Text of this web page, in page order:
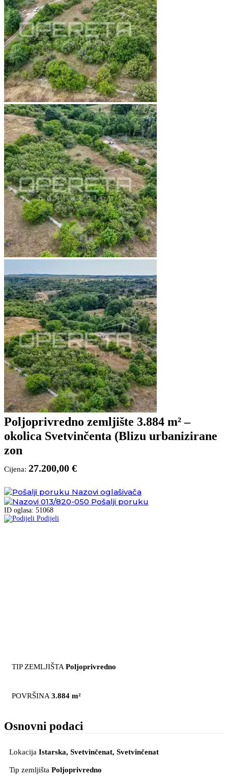
Poljoprivredno zemljište 3.884 m² –
okolica Svetvinčenta (Blizu urbanizirane
zon
Cijena: 27.200,00 €
Nazovi oglašivača
013/820-050 Pošalji poruku
ID oglasa: 51068
Podijeli
TIP ZEMLJIŠTA Poljoprivredno
POVRŠINA 3.884 m²
Osnovni podaci
Lokacija Istarska, Svetvinčenat, Svetvinčenat
Tip zemljišta Poljoprivredno